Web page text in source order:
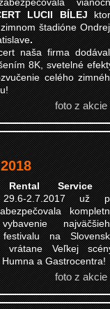
LUCII BÍLEJ
štadióne
.
naša firma
8K, svetelné
celého
foto z akcie
Rental Service
29.6-2.7.2017 už
festivalu na
vrátane Veľkej
a Gastrocentra!
foto z akcie